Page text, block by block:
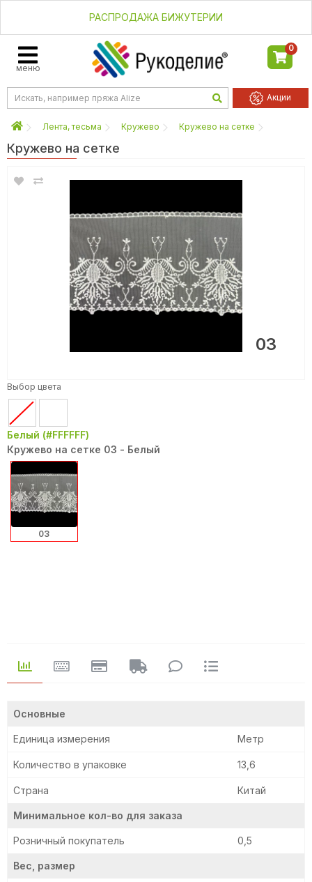
РАСПРОДАЖА БИЖУТЕРИИ
меню
0
Акции
Лента, тесьма Кружево Кружево на сетке
Кружево на сетке
03
Основные
Единица измерения Метр
Количество в упаковке 13,6
Страна Китай
Минимальное кол-во для заказа
Розничный покупатель 0,5
Вес, размер
Выбор цвета
Белый (#FFFFFF)
Кружево на сетке 03 - Белый
03